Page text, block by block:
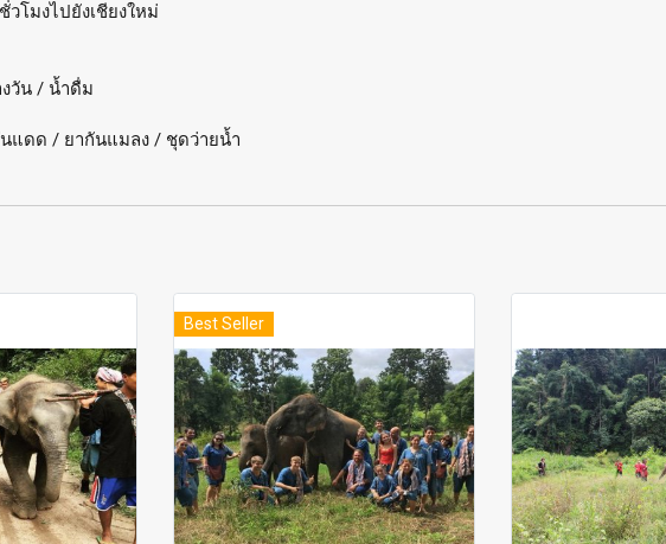
วโมงไปยังเชียงใหม่
วัน / น้ำดื่ม
แดด / ยากันแมลง / ชุดว่ายน้ำ
Best Seller